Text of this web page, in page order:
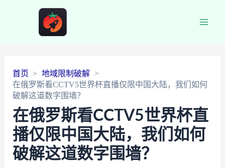
首页
地域限制破解
在俄罗斯看CCTV5世界杯直播仅限中国大陆，我们如何
破解这道数字围墙？
在俄罗斯看CCTV5世界杯直
播仅限中国大陆，我们如何
破解这道数字围墙？